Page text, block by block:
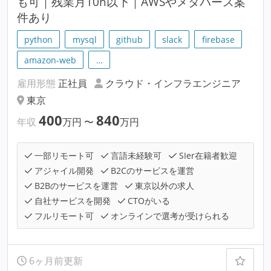
件あり
python mysql github slack
firebase
amazon-web
…
雇用形態 正社員
クラウド・インフラエンジニア
東京
年収 400万円 〜 840万円
一部リモート可 言語未経験可
SIer在籍者歓迎
アジャイル開発
B2Cのサービスを運営
B2Bのサービスを運営
東京以外の求人
自社サービスを開発
CTOがいる
フルリモート可
オンラインで選考が受けられる
6ヶ月前更新